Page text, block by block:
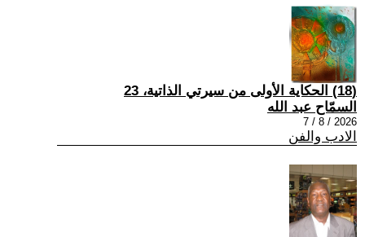
(18) الحكاية الأولى من سيرتي الذاتية، 23
السمّاح عبد الله
2026 / 8 / 7
الادب والفن